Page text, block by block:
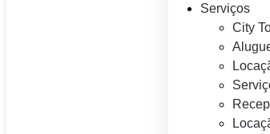
Serviços
City